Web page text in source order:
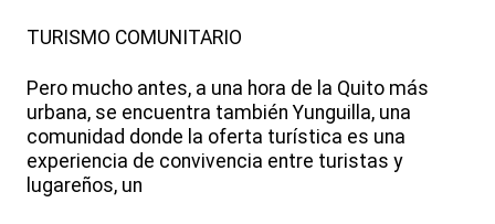
TURISMO COMUNITARIO
Pero mucho antes, a una hora de la Quito más
urbana, se encuentra también Yunguilla, una
comunidad donde la oferta turística es una
experiencia de convivencia entre turistas y
lugareños, un